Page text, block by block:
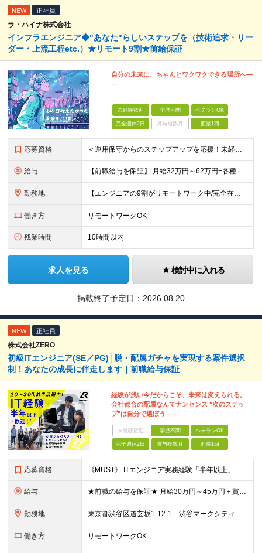
NEW 正社員
ラ・ハイナ株式会社
インフラエンジニア◆"あなた"らしいステップを（技術追求・リー
ダー・上流工程etc.）★リモート9割★前給保証
自分の未来に、ちゃんとワクワクできる場所へ―
―
未経験歓迎 学歴不問 ベテランOK
完全週休2日 賞与複数月 面接1回
応募資格 ＜運用保守からのステップアップを応援！未経験からの挑戦も大歓迎です♪＞ ■インフラエンジニアとして何らかの実務経験がある方（経験領域不問） ■学歴不問 【こんな方にピッタリの環境です！】 ・運用保守
給与 【前職給与を保証】 月給32万円～62万円+各種手当+決算賞与 ★資格手当や資格取得報奨金、役職手当など待遇、福利厚生が充実！ ★1年で年収60万円以上アップした社員が多数！ ※経験・スキルを考慮
勤務地 【エンジニアの9割がリモートワーク中/完全在宅ワークで働くメンバーも◎】 現在、エンジニアの約9割がリモートワークを実施。 そのうち約3割がフルリモートで勤務しており、地方在住のメンバーも活躍していま
働き方 リモートワークOK
残業時間 10時間以内
求人を見る 検討中に入れる
掲載終了予定日： 2026.08.20
NEW 正社員
株式会社ZERO
初級ITエンジニア(SE／PG)│脱・配属ガチャを実現する案件選択
制！あなたの成長に伴走します｜前職給与保証
経験が浅い今だからこそ、未来は変えられる。
会社都合の配属なんてナンセンス "次のステッ
プ"は自分で選ぼう――
未経験歓迎 学歴不問 ベテランOK
完全週休2日 賞与複数月 面接1回
応募資格 《MUST》 ITエンジニア実務経験「半年以上」の方 ※運用保守・テスト・監視や ヘルプデスク・開発補助等の経験でもOK ※言語・環境・工程・業界すべて不問 ※資格や技術領域も不問 ＼ZEROはこ
給与 ★前職の給与を保証★ 月給30万円～45万円＋賞与年2回＋各種手当 ※経験やスキル等を考慮して決定 ※固定残業代含む 1ヶ月あたり6万1320円～14万円 （固定残業時間：1ヶ月あたり40時
勤務地 東京都渋谷区道玄坂1-12-1 渋谷マークシティウエスト14階 東京都新宿区西新宿6-5-1 新宿アイランドタワー6階 東京都新宿区新宿3丁目38－1 東京都豊島区南池袋1丁目28-2 東京都豊島区南
働き方 リモートワークOK